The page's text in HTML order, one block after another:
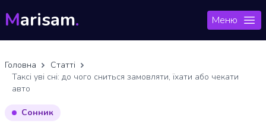
Marisam. Меню
Головна
Статті
Таксі уві сні: до чого сниться замовляти, їхати або чекати
авто
Сонник